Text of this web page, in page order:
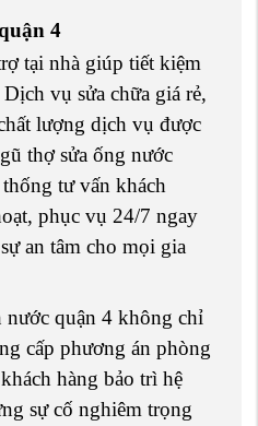
4
tại nhà giúp tiết kiệm
vụ sửa chữa giá rẻ,
lượng dịch vụ được
thợ sửa ống nước
tư vấn khách
phục vụ 24/7 ngay
an tâm cho mọi gia
quận 4 không chỉ
cấp phương án phòng
hàng bảo trì hệ
sự cố nghiêm trọng